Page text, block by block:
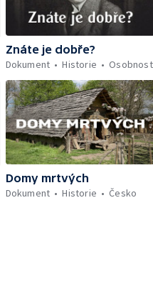
Znáte je dobře?
Dokument
Historie
Domy mrtvých
Dokument
Historie Česko